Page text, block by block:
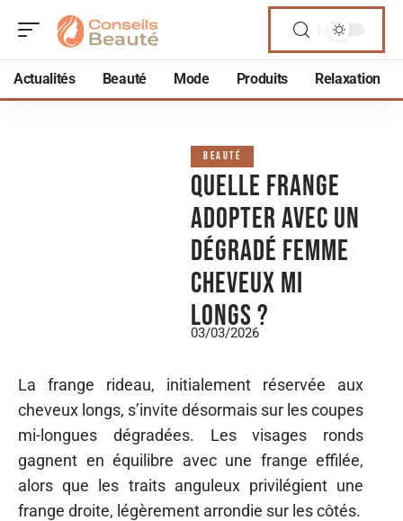
Actualités Beauté Mode Produits Relaxation
BEAUTÉ
Quelle frange
adopter avec un
dégradé femme
cheveux mi
longs ?
03/03/2026
La frange rideau, initialement réservée aux
cheveux longs, s’invite désormais sur les coupes
mi-longues dégradées. Les visages ronds
gagnent en équilibre avec une frange effilée,
alors que les traits anguleux privilégient une
frange droite, légèrement arrondie sur les côtés.